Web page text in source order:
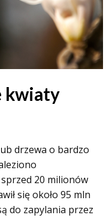
kwiaty
drzewa o bardzo
20 milionów
się około 95 mln
do zapylania przez